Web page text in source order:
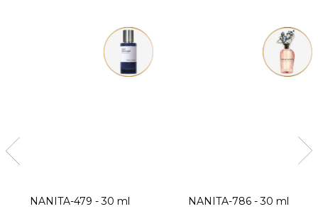
NANITA-479 - 30 ml NANITA-786 - 30 ml